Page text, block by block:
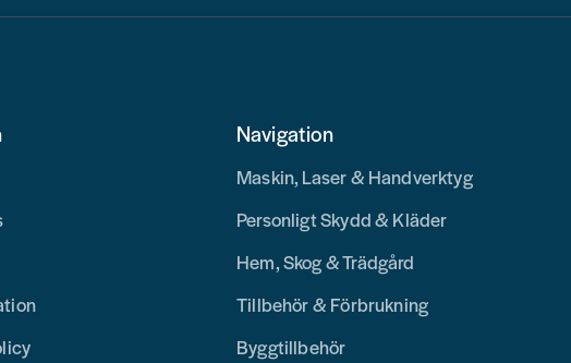
Navigation
Maskin, Laser & Handverktyg
Personligt Skydd & Kläder
Hem, Skog & Trädgård
Tillbehör & Förbrukning
Byggtillbehör